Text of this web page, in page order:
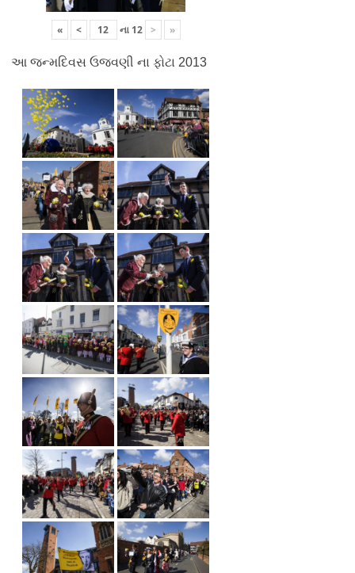
« < ના 12 > »
આ જન્મદિવસ ઉજવણી ના ફોટા 2013